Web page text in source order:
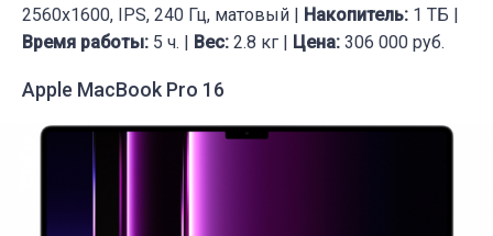
2560x1600, IPS, 240 Гц, матовый |
Накопитель: 1 ТБ |
Время работы: 5 ч. | Вес: 2.8 кг | Цена: 306 000 руб.
Apple MacBook Pro 16